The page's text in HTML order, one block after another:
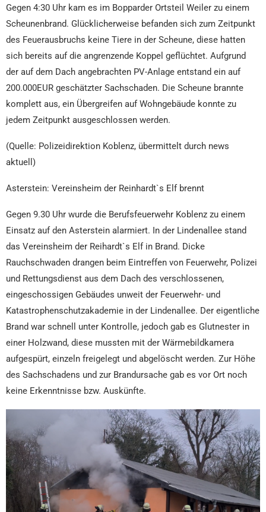
Gegen 4:30 Uhr kam es im Bopparder Ortsteil Weiler zu einem
Scheunenbrand. Glücklicherweise befanden sich zum Zeitpunkt
des Feuerausbruchs keine Tiere in der Scheune, diese hatten
sich bereits auf die angrenzende Koppel geflüchtet. Aufgrund
der auf dem Dach angebrachten PV-Anlage entstand ein auf
200.000EUR geschätzter Sachschaden. Die Scheune brannte
komplett aus, ein Übergreifen auf Wohngebäude konnte zu
jedem Zeitpunkt ausgeschlossen werden.
(Quelle: Polizeidirektion Koblenz, übermittelt durch news
aktuell)
Asterstein: Vereinsheim der Reinhardt`s Elf brennt
Gegen 9.30 Uhr wurde die Berufsfeuerwehr Koblenz zu einem
Einsatz auf den Asterstein alarmiert. In der Lindenallee stand
das Vereinsheim der Reihardt`s Elf in Brand. Dicke
Rauchschwaden drangen beim Eintreffen von Feuerwehr, Polizei
und Rettungsdienst aus dem Dach des verschlossenen,
eingeschossigen Gebäudes unweit der Feuerwehr- und
Katastrophenschutzakademie in der Lindenallee. Der eigentliche
Brand war schnell unter Kontrolle, jedoch gab es Glutnester in
einer Holzwand, diese mussten mit der Wärmebildkamera
aufgespürt, einzeln freigelegt und abgelöscht werden. Zur Höhe
des Sachschadens und zur Brandursache gab es vor Ort noch
keine Erkenntnisse bzw. Auskünfte.